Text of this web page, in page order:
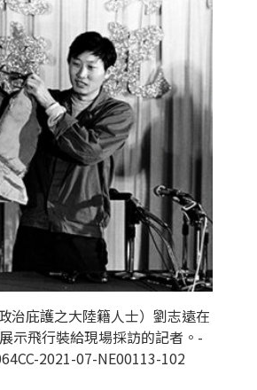
治庇護之大陸籍人士）劉志遠在
示飛行裝給現場採訪的記者。-
2021-07-NE00113-102